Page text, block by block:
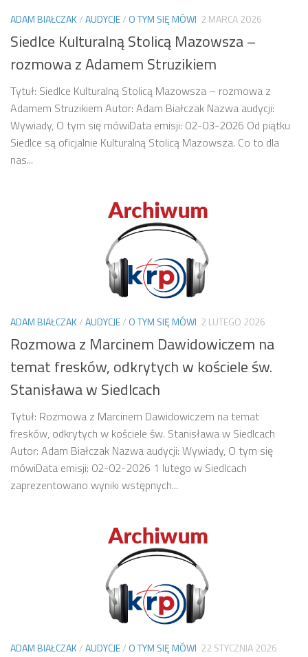
ADAM BIAŁCZAK/AUDYCJE/ O TYM SIĘ MÓWI 2 MARCA 2026
Siedlce Kulturalną Stolicą Mazowsza –
rozmowa z Adamem Struzikiem
Tytuł: Siedlce Kulturalną Stolicą Mazowsza – rozmowa z
Adamem Struzikiem Autor: Adam Białczak Nazwa audycji:
Wywiady, O tym się mówiData emisji: 02-03-2026 Od piątku
Siedlce są oficjalnie Kulturalną Stolicą Mazowsza. Co to dla
nas...
ADAM BIAŁCZAK/AUDYCJE/ O TYM SIĘ MÓWI 2 LUTEGO 2026
Rozmowa z Marcinem Dawidowiczem na
temat fresków, odkrytych w kościele św.
Stanisława w Siedlcach
Tytuł: Rozmowa z Marcinem Dawidowiczem na temat
fresków, odkrytych w kościele św. Stanisława w Siedlcach
Autor: Adam Białczak Nazwa audycji: Wywiady, O tym się
mówiData emisji: 02-02-2026 1 lutego w Siedlcach
zaprezentowano wyniki wstępnych...
ADAM BIAŁCZAK/AUDYCJE/ O TYM SIĘ MÓWI 22 STYCZNIA 2026